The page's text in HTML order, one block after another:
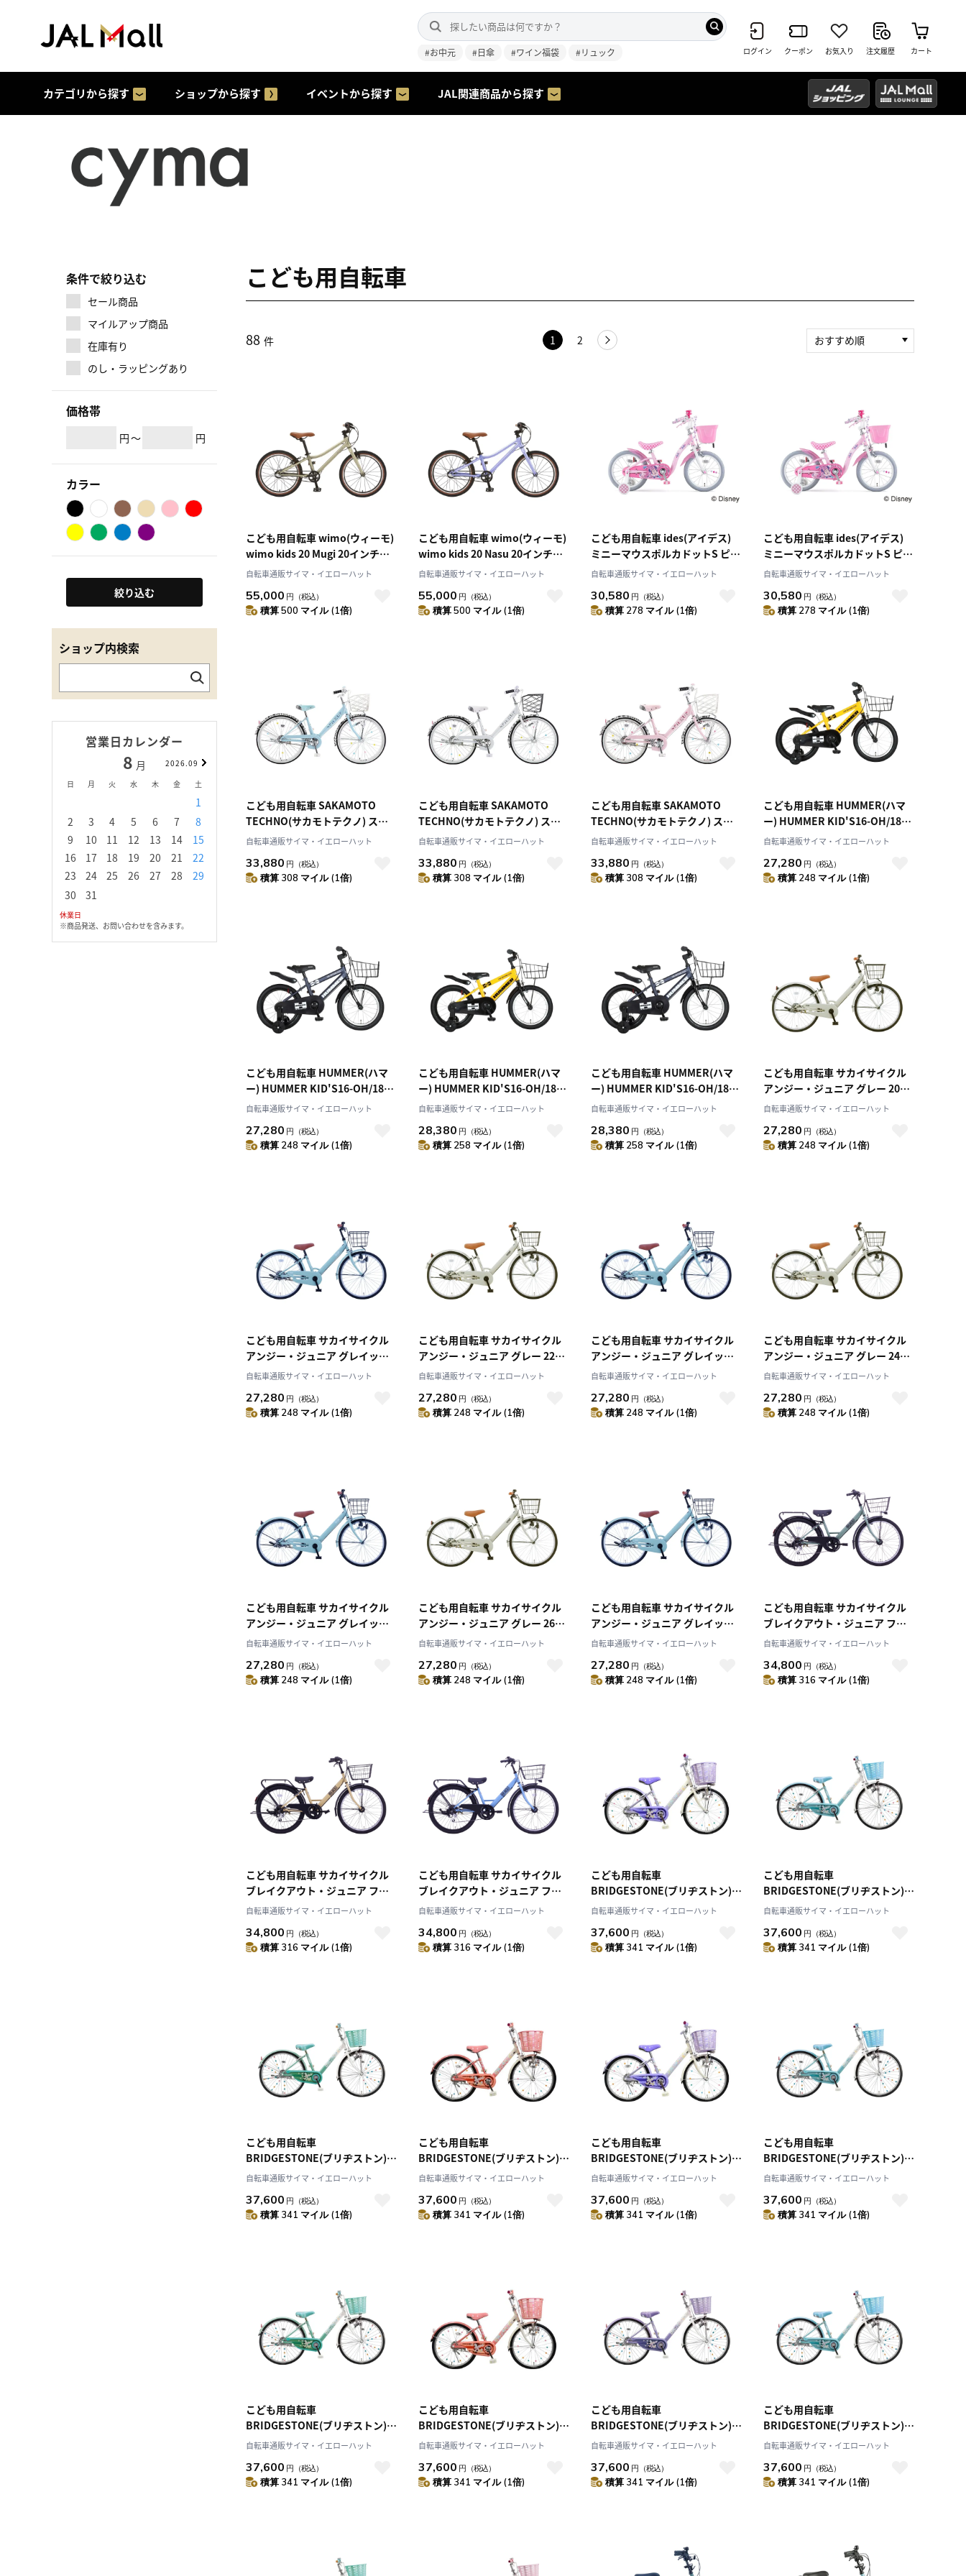
#お中元 #日傘 #ワイン福袋 #リュック ログイン クーポン お気入り 注文履歴 カート
カテゴリから探す ショップから探す イベントから探す JAL関連商品から探す
マイルアップ商品
条件で絞り込む
セール商品
在庫有り
のし・ラッピングあり
価格帯
円～ 円
カラー
絞り込む
ショップ内検索
営業日カレンダー
8 月
2026.09
日
月 火 水 木 金 土
1
2
3 4 5 6 7
8
9
10 11 12 13 14
15
16
17 18 19 20 21
22
23
24 25 26 27 28
29
30
31
9
2026.10
1 2 3 4
5
7 8 9 10 11
12
14 15 16 17 18
19
21 22 23 24
28 29 30
10
2026.11
1 2
3
5 6 7 8 9
10
12 13 14 15 16
17
19 20 21 22
26 27 28 29 30 31
休業日
※商品発送、お問い合わせを含みます。
こども用自転車
88 件 1 2
おすすめ順
レビュー件数（多い
順）
レビュー評価（高い
順）
価格（安い順）
価格（高い順）
こども用自転車 wimo(ウィーモ)
wimo kids 20 Mugi 20インチ
WK20
自転車通販サイマ・イエローハット
55,000 円 （税込）
積算 500 マイル (1倍)
こども用自転車 wimo(ウィーモ)
wimo kids 20 Nasu 20インチ
WK20
自転車通販サイマ・イエローハット
55,000 円 （税込）
積算 500 マイル (1倍)
こども用自転車 ides(アイデス)
ミニーマウスポルカドットS ピン
ク 16インチ 329
自転車通販サイマ・イエローハット
30,580 円 （税込）
積算 278 マイル (1倍)
こども用自転車 ides(アイデス)
ミニーマウスポルカドットS ピン
ク 18インチ 330
自転車通販サイマ・イエローハット
30,580 円 （税込）
積算 278 マイル (1倍)
こども用自転車 SAKAMOTO
TECHNO(サカモトテクノ) スパ
イスアップ ブルー 20インチ 20イ
自転車通販サイマ・イエローハット
33,880 円 （税込）
積算 308 マイル (1倍)
こども用自転車 SAKAMOTO
TECHNO(サカモトテクノ) スパ
イスアップ ホワイト 20インチ 20
自転車通販サイマ・イエローハット
33,880 円 （税込）
積算 308 マイル (1倍)
こども用自転車 SAKAMOTO
TECHNO(サカモトテクノ) スパ
イスアップ ピンク 20インチ 20イ
自転車通販サイマ・イエローハット
33,880 円 （税込）
積算 308 マイル (1倍)
こども用自転車 HUMMER(ハマ
ー) HUMMER KID'S16-OH/18-
OH Yellow 16インチ 63326
自転車通販サイマ・イエローハット
27,280 円 （税込）
積算 248 マイル (1倍)
こども用自転車 HUMMER(ハマ
ー) HUMMER KID'S16-OH/18-
OH Tank Midnight Blue 16イン
自転車通販サイマ・イエローハット
27,280 円 （税込）
積算 248 マイル (1倍)
こども用自転車 HUMMER(ハマ
ー) HUMMER KID'S16-OH/18-
OH Yellow 18インチ 63337
自転車通販サイマ・イエローハット
28,380 円 （税込）
積算 258 マイル (1倍)
こども用自転車 HUMMER(ハマ
ー) HUMMER KID'S16-OH/18-
OH Tank Midnight Blue 18イン
自転車通販サイマ・イエローハット
28,380 円 （税込）
積算 258 マイル (1倍)
こども用自転車 サカイサイクル
アンジー・ジュニア グレー 20イ
ンチ 20インチ ANG20
自転車通販サイマ・イエローハット
27,280 円 （税込）
積算 248 マイル (1倍)
こども用自転車 サカイサイクル
アンジー・ジュニア グレイッシ
ュミント 20インチ 20インチ
自転車通販サイマ・イエローハット
27,280 円 （税込）
積算 248 マイル (1倍)
こども用自転車 サカイサイクル
アンジー・ジュニア グレー 22イ
ンチ 22インチ ANG22
自転車通販サイマ・イエローハット
27,280 円 （税込）
積算 248 マイル (1倍)
こども用自転車 サカイサイクル
アンジー・ジュニア グレイッシ
ュミント 22インチ 22インチ
自転車通販サイマ・イエローハット
27,280 円 （税込）
積算 248 マイル (1倍)
こども用自転車 サカイサイクル
アンジー・ジュニア グレー 24イ
ンチ 24インチ ANG24
自転車通販サイマ・イエローハット
27,280 円 （税込）
積算 248 マイル (1倍)
こども用自転車 サカイサイクル
アンジー・ジュニア グレイッシ
ュミント 24インチ 24インチ
自転車通販サイマ・イエローハット
27,280 円 （税込）
積算 248 マイル (1倍)
こども用自転車 サカイサイクル
アンジー・ジュニア グレー 26イ
ンチ 26インチ ANG26
自転車通販サイマ・イエローハット
27,280 円 （税込）
積算 248 マイル (1倍)
こども用自転車 サカイサイクル
アンジー・ジュニア グレイッシ
ュミント 26インチ 26インチ
自転車通販サイマ・イエローハット
27,280 円 （税込）
積算 248 マイル (1倍)
こども用自転車 サカイサイクル
ブレイクアウト・ジュニア フラ
ットオリーブ 24インチ 24インチ
自転車通販サイマ・イエローハット
34,800 円 （税込）
積算 316 マイル (1倍)
こども用自転車 サカイサイクル
ブレイクアウト・ジュニア フラ
ットデザート 24インチ 24インチ
自転車通販サイマ・イエローハット
34,800 円 （税込）
積算 316 マイル (1倍)
こども用自転車 サカイサイクル
ブレイクアウト・ジュニア フラ
ットブルーグレー 24インチ 24イ
自転車通販サイマ・イエローハット
34,800 円 （税込）
積算 316 マイル (1倍)
こども用自転車
BRIDGESTONE(ブリヂストン)
エコパル ラベンダー 20インチ
自転車通販サイマ・イエローハット
37,600 円 （税込）
積算 341 マイル (1倍)
こども用自転車
BRIDGESTONE(ブリヂストン)
エコパル ブルー 20インチ 2021
自転車通販サイマ・イエローハット
37,600 円 （税込）
積算 341 マイル (1倍)
こども用自転車
BRIDGESTONE(ブリヂストン)
エコパル ミント 20インチ 2021
自転車通販サイマ・イエローハット
37,600 円 （税込）
積算 341 マイル (1倍)
こども用自転車
BRIDGESTONE(ブリヂストン)
エコパル ピンク 20インチ 2021
自転車通販サイマ・イエローハット
37,600 円 （税込）
積算 341 マイル (1倍)
こども用自転車
BRIDGESTONE(ブリヂストン)
エコパル ラベンダー 22インチ
自転車通販サイマ・イエローハット
37,600 円 （税込）
積算 341 マイル (1倍)
こども用自転車
BRIDGESTONE(ブリヂストン)
エコパル ブルー 22インチ 2021
自転車通販サイマ・イエローハット
37,600 円 （税込）
積算 341 マイル (1倍)
こども用自転車
BRIDGESTONE(ブリヂストン)
エコパル ミント 22インチ 2021
自転車通販サイマ・イエローハット
37,600 円 （税込）
積算 341 マイル (1倍)
こども用自転車
BRIDGESTONE(ブリヂストン)
エコパル ピンク 22インチ 2021
自転車通販サイマ・イエローハット
37,600 円 （税込）
積算 341 マイル (1倍)
こども用自転車
BRIDGESTONE(ブリヂストン)
エコパル ラベンダー 24インチ
自転車通販サイマ・イエローハット
37,600 円 （税込）
積算 341 マイル (1倍)
こども用自転車
BRIDGESTONE(ブリヂストン)
エコパル ブルー 24インチ 2021
自転車通販サイマ・イエローハット
37,600 円 （税込）
積算 341 マイル (1倍)